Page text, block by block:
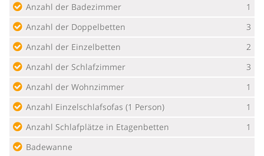
Anzahl der Badezimmer
1
Anzahl der Doppelbetten
3
Anzahl der Einzelbetten
2
Anzahl der Schlafzimmer
3
Anzahl der Wohnzimmer
1
Anzahl Einzelschlafsofas (1 Person)
1
Anzahl Schlafplätze in Etagenbetten
1
Badewanne